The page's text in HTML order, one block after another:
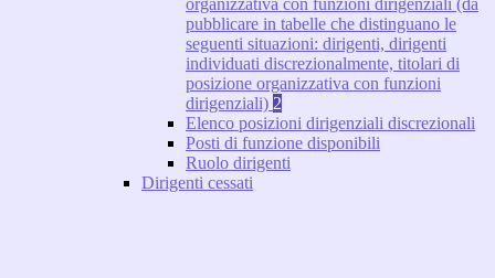
organizzativa con funzioni dirigenziali (da
pubblicare in tabelle che distinguano le
seguenti situazioni: dirigenti, dirigenti
individuati discrezionalmente, titolari di
posizione organizzativa con funzioni
dirigenziali) 2
Elenco posizioni dirigenziali discrezionali
Posti di funzione disponibili
Ruolo dirigenti
Dirigenti cessati